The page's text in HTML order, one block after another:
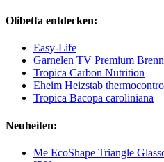
Olibetta entdecken:
Easy-Life
Garnelen TV Premium
Tropica Carbon Nutrition
Eheim Heizstab
Tropica Bacopa caroliniana
Neuheiten:
Me EcoShape Triangle